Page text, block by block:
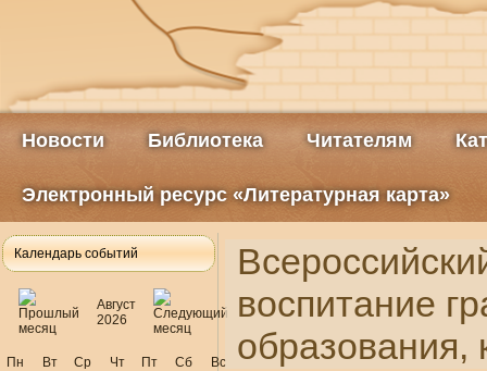
Новости Библиотека Читателям
Электронный ресурс «Литературная карта»
Календарь событий
Август
2026
Пн Вт Ср Чт Пт Сб
Вс
воспитание
образования,